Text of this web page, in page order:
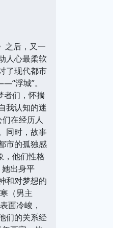
之后，又一
人心最柔软
了现代都市
浮城”。
者们，怀揣
我认知的迷
在经历人
同时，故事
市的孤独感
，他们性格
出身平
和对梦想的
（男主
面冷峻，
们的关系经